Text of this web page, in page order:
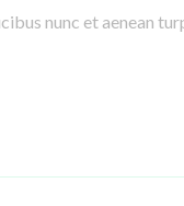
nunc et aenean